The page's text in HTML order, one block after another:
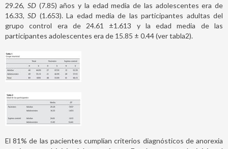
29.26, SD(7.85) años y la edad media de las adolescentes era de
16.33,SD (1.653). La edad media de las participantes adultas del
grupo control era de 24.61 ±1.613 y la edad media de las
participantes adolescentes era de 15.85 ± 0.44 (ver tabla2).
El 81% de las pacientes cumplían criterios diagnósticos de anorexia